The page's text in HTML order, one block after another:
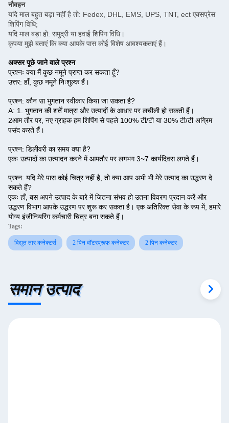
नौवहन
यदि माल बहुत बड़ा नहीं है तो: Fedex, DHL, EMS, UPS, TNT, ect एक्सप्रेस
शिपिंग विधि;
यदि माल बड़ा हो: समुद्री या हवाई शिपिंग विधि।
कृपया मुझे बताएं कि क्या आपके पास कोई विशेष आवश्यकताएं हैं।
अक्सर पूछे जाने वाले प्रश्न
प्रश्नः क्या मैं कुछ नमूने प्राप्त कर सकता हूँ?
उत्तर: हाँ, कुछ नमूने निःशुल्क हैं।
प्रश्न: कौन सा भुगतान स्वीकार किया जा सकता है?
A: 1. भुगतान की शर्तें मात्रा और उत्पादों के आधार पर लचीली हो सकती हैं।
2आम तौर पर, नए ग्राहक हम शिपिंग से पहले 100% टी/टी या 30% टी/टी अग्रिम
पसंद करते हैं।
प्रश्न: डिलीवरी का समय क्या है?
एकः उत्पादों का उत्पादन करने में आमतौर पर लगभग 3~7 कार्यदिवस लगते हैं।
प्रश्न: यदि मेरे पास कोई चित्र नहीं है, तो क्या आप अभी भी मेरे उत्पाद का उद्धरण दे
सकते हैं?
एकः हाँ, बस अपने उत्पाद के बारे में जितना संभव हो उतना विवरण प्रदान करें और
उद्धरण विभाग आपके उद्धरण पर शुरू कर सकता है। एक अतिरिक्त सेवा के रूप में, हमारे
योग्य इंजीनियरिंग कर्मचारी चित्र बना सकते हैं।
Tags:
विद्युत तार कनेक्टर्स 2 पिन वॉटरप्रूफ कनेक्टर 2 पिन कनेक्टर
समान उत्पाद